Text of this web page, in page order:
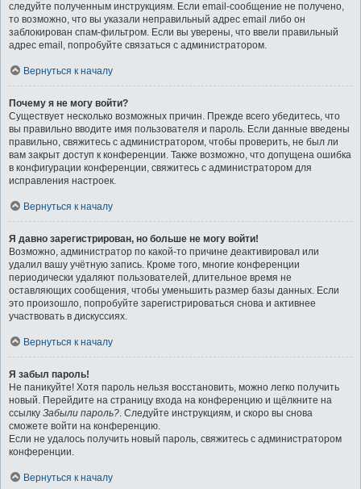
следуйте полученным инструкциям. Если email-сообщение не получено,
то возможно, что вы указали неправильный адрес email либо он
заблокирован спам-фильтром. Если вы уверены, что ввели правильный
адрес email, попробуйте связаться с администратором.
Вернуться к началу
Почему я не могу войти?
Существует несколько возможных причин. Прежде всего убедитесь, что
вы правильно вводите имя пользователя и пароль. Если данные введены
правильно, свяжитесь с администратором, чтобы проверить, не был ли
вам закрыт доступ к конференции. Также возможно, что допущена ошибка
в конфигурации конференции, свяжитесь с администратором для
исправления настроек.
Вернуться к началу
Я давно зарегистрирован, но больше не могу войти!
Возможно, администратор по какой-то причине деактивировал или
удалил вашу учётную запись. Кроме того, многие конференции
периодически удаляют пользователей, длительное время не
оставляющих сообщения, чтобы уменьшить размер базы данных. Если
это произошло, попробуйте зарегистрироваться снова и активнее
участвовать в дискуссиях.
Вернуться к началу
Я забыл пароль!
Не паникуйте! Хотя пароль нельзя восстановить, можно легко получить
новый. Перейдите на страницу входа на конференцию и щёлкните на
ссылку Забыли пароль?. Следуйте инструкциям, и скоро вы снова
сможете войти на конференцию.
Если не удалось получить новый пароль, свяжитесь с администратором
конференции.
Вернуться к началу